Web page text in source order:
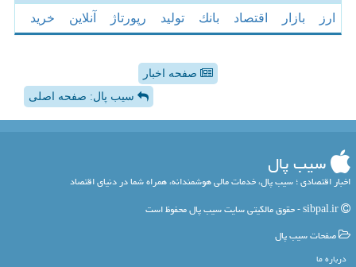
ارز بازار اقتصاد بانك تولید رپورتاژ آنلاین خرید
صفحه اخبار
سیب پال: صفحه اصلی
سیب پال
اخبار اقتصادی ؛ سیب پال، خدمات مالی هوشمندانه، همراه شما در دنیای اقتصاد
صفحات سیب پال
درباره ما